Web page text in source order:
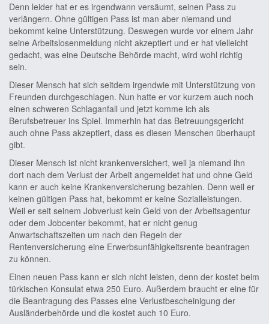
Denn leider hat er es irgendwann versäumt, seinen Pass zu
verlängern. Ohne gültigen Pass ist man aber niemand und
bekommt keine Unterstützung. Deswegen wurde vor einem Jahr
seine Arbeitslosenmeldung nicht akzeptiert und er hat vielleicht
gedacht, was eine Deutsche Behörde macht, wird wohl richtig
sein.
Dieser Mensch hat sich seitdem irgendwie mit Unterstützung von
Freunden durchgeschlagen. Nun hatte er vor kurzem auch noch
einen schweren Schlaganfall und jetzt komme ich als
Berufsbetreuer ins Spiel. Immerhin hat das Betreuungsgericht
auch ohne Pass akzeptiert, dass es diesen Menschen überhaupt
gibt.
Dieser Mensch ist nicht krankenversichert, weil ja niemand ihn
dort nach dem Verlust der Arbeit angemeldet hat und ohne Geld
kann er auch keine Krankenversicherung bezahlen. Denn weil er
keinen gültigen Pass hat, bekommt er keine Sozialleistungen.
Weil er seit seinem Jobverlust kein Geld von der Arbeitsagentur
oder dem Jobcenter bekommt, hat er nicht genug
Anwartschaftszeiten um nach den Regeln der
Rentenversicherung eine Erwerbsunfähigkeitsrente beantragen
zu können.
Einen neuen Pass kann er sich nicht leisten, denn der kostet beim
türkischen Konsulat etwa 250 Euro. Außerdem braucht er eine für
die Beantragung des Passes eine Verlustbescheinigung der
Ausländerbehörde und die kostet auch 10 Euro.